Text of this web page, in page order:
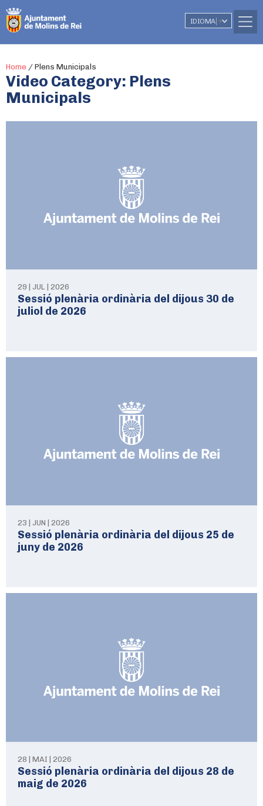
IDIOMA ▼
Home / Plens Municipals
Video Category: Plens
Municipals
29 | JUL | 2026
Sessió plenària ordinària del dijous 30 de
juliol de 2026
23 | JUN | 2026
Sessió plenària ordinària del dijous 25 de
juny de 2026
28 | MAI | 2026
Sessió plenària ordinària del dijous 28 de
maig de 2026